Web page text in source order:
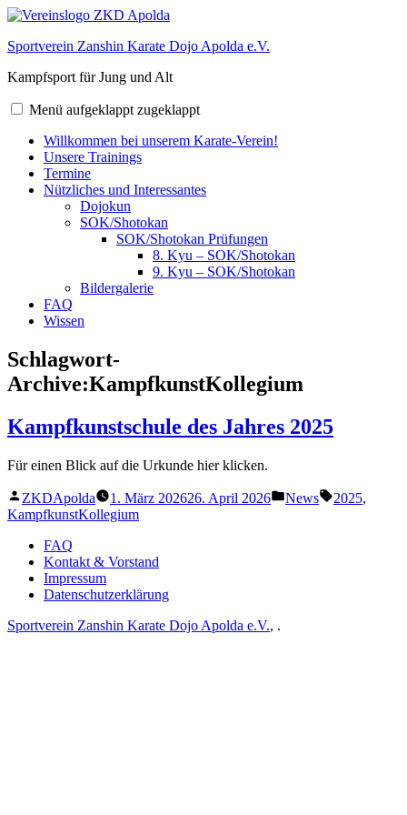
Zum
springen
Sportverein Zanshin Karate Dojo Apolda e.V.
Kampfsport für Jung und Alt
Menü aufgeklappt zugeklappt
Willkommen bei unserem Karate-Verein!
Unsere Trainings
Termine
Nützliches und Interessantes
Dojokun
SOK/Shotokan
SOK/Shotokan Prüfungen
8. Kyu – SOK/Shotokan
9. Kyu – SOK/Shotokan
Bildergalerie
FAQ
Wissen
Schlagwort-
Archive:KampfkunstKollegium
Kampfkunstschule des Jahres 2025
Für einen Blick auf die Urkunde hier klicken.
Verfasst
von
ZKDApolda 1. März 202626. April 2026
Veröffentlicht
News 2025,
KampfkunstKollegium
FAQ
Kontakt & Vorstand
Impressum
Datenschutz­erklärung
Sportverein Zanshin Karate Dojo Apolda e.V., .